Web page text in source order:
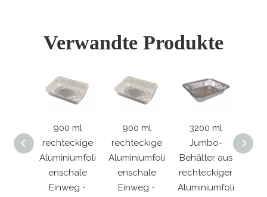
Verwandte Produkte
900 ml
rechteckige
Aluminiumfoli
enschale
Einweg -
900 ml
rechteckige
Aluminiumfoli
enschale
Einweg -
3200 ml
Jumbo-
Behälter aus
rechteckiger
Aluminiumfoli